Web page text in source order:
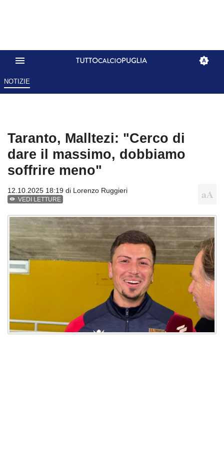
NOTIZIE
Taranto, Malltezi: "Cerco di
dare il massimo, dobbiamo
soffrire meno"
12.10.2025 18:19 di Lorenzo Ruggieri
VEDI LETTURE